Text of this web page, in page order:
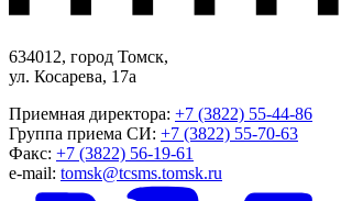
634012, город Томск,
ул. Косарева, 17а
Приемная директора: +7 (3822) 55-44-86
Группа приема СИ: +7 (3822) 55-70-63
Факс: +7 (3822) 56-19-61
e-mail: tomsk@tcsms.tomsk.ru